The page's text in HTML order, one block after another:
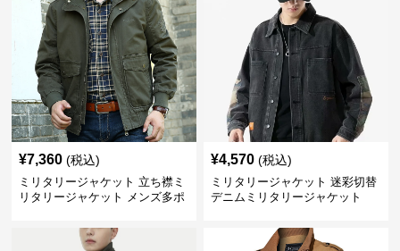
¥7,360 (税込)
ミリタリージャケット 立ち襟ミ
リタリージャケット メンズ多ポ
¥4,570 (税込)
ミリタリージャケット 迷彩切替
デニムミリタリージャケット